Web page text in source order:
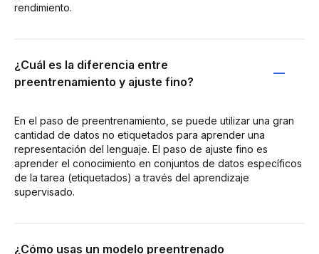
rendimiento.
¿Cuál es la diferencia entre
preentrenamiento y ajuste fino?
En el paso de preentrenamiento, se puede utilizar una gran
cantidad de datos no etiquetados para aprender una
representación del lenguaje. El paso de ajuste fino es
aprender el conocimiento en conjuntos de datos específicos
de la tarea (etiquetados) a través del aprendizaje
supervisado.
¿Cómo usas un modelo preentrenado